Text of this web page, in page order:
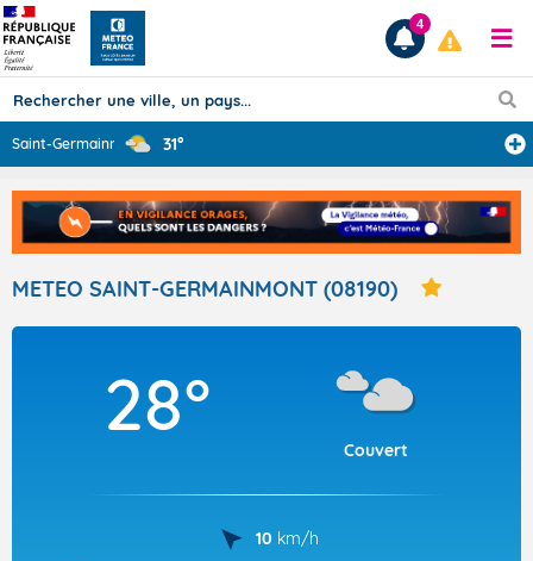
Prévisions
TOUS LES RÉSULTATS
Articles
4
Saint-Germainmo... 31°
METEO SAINT-GERMAINMONT (08190)
28°
Couvert
10 km/h